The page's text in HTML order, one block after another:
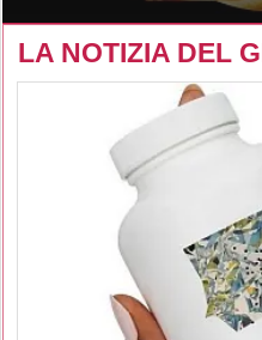
LA NOTIZIA DEL